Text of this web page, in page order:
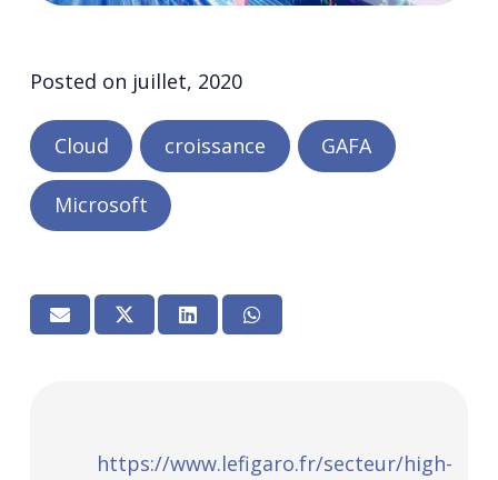
Posted on juillet, 2020
Cloud croissance GAFA
Microsoft
https://www.lefigaro.fr/secteur/high-